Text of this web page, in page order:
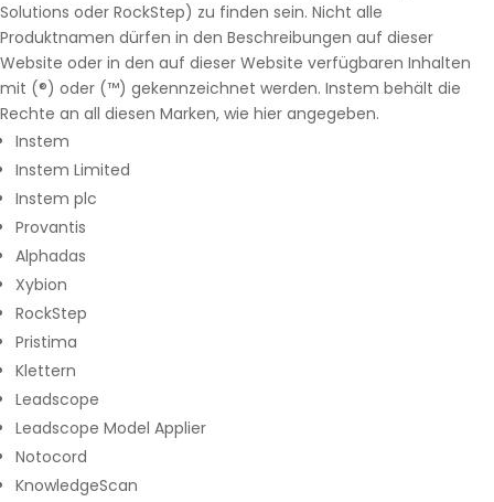
Solutions oder RockStep) zu finden sein. Nicht alle
Produktnamen dürfen in den Beschreibungen auf dieser
Website oder in den auf dieser Website verfügbaren Inhalten
mit (®) oder (™) gekennzeichnet werden. Instem behält die
Rechte an all diesen Marken, wie hier angegeben.
Instem
Instem Limited
Instem plc
Provantis
Alphadas
Xybion
RockStep
Pristima
Klettern
Leadscope
Leadscope Model Applier
Notocord
KnowledgeScan